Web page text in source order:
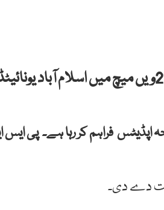
دبئی: پاکستان سپر لیگ (پی ایس ایل تھری) کے 25ویں میچ
میچ کی لمحہ بہ لمحہ اپڈیٹس فراہم کر رہا